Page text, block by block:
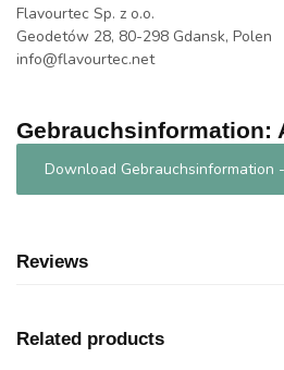
Flavourtec Sp. z o.o.
Geodetów 28, 80-298 Gdansk, Polen
info@flavourtec.net
Gebrauchsinformation:
Download Gebrauchsinformation
Reviews
Related products